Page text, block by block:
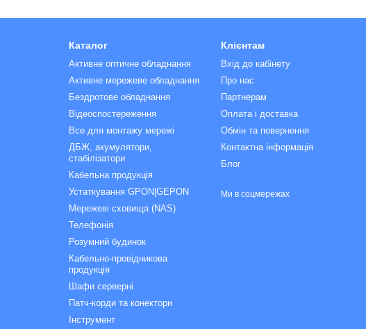
Каталог
Активне оптичне обладнання
Активне мережеве обладнання
Бездротове обладнання
Відеоспостереження
Все для монтажу мережі
ДБЖ, акумулятори,
стабілізатори
Кабельна продукція
Устаткування GPON|GEPON
Мережеві сховища (NAS)
Телефонія
Розумний будинок
Кабельно-провідникова
продукція
Шафи серверні
Патч-корди та конектори
Інструмент
Клієнтам
Вхід до кабінету
Про нас
Партнерам
Оплата і доставка
Обмін та повернення
Контактна інформація
Блог
Ми в соцмережах